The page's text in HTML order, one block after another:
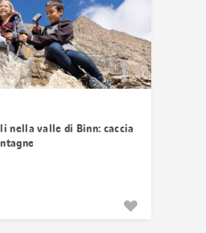
nella valle di Binn: caccia